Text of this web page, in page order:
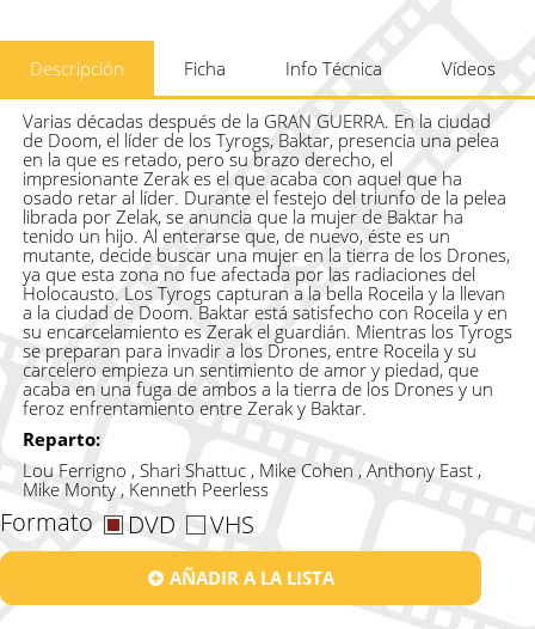
Descripción Ficha Info Técnica Vídeos
Varias décadas después de la GRAN GUERRA. En la ciudad
de Doom, el líder de los Tyrogs, Baktar, presencia una pelea
en la que es retado, pero su brazo derecho, el
impresionante Zerak es el que acaba con aquel que ha
osado retar al líder. Durante el festejo del triunfo de la pelea
librada por Zelak, se anuncia que la mujer de Baktar ha
tenido un hijo. Al enterarse que, de nuevo, éste es un
mutante, decide buscar una mujer en la tierra de los Drones,
ya que esta zona no fue afectada por las radiaciones del
Holocausto. Los Tyrogs capturan a la bella Roceila y la llevan
a la ciudad de Doom. Baktar está satisfecho con Roceila y en
su encarcelamiento es Zerak el guardián. Mientras los Tyrogs
se preparan para invadir a los Drones, entre Roceila y su
carcelero empieza un sentimiento de amor y piedad, que
acaba en una fuga de ambos a la tierra de los Drones y un
feroz enfrentamiento entre Zerak y Baktar.
Reparto:
Lou Ferrigno , Shari Shattuc , Mike Cohen , Anthony East ,
Mike Monty , Kenneth Peerless
Formato DVD VHS
AÑADIR A LA LISTA